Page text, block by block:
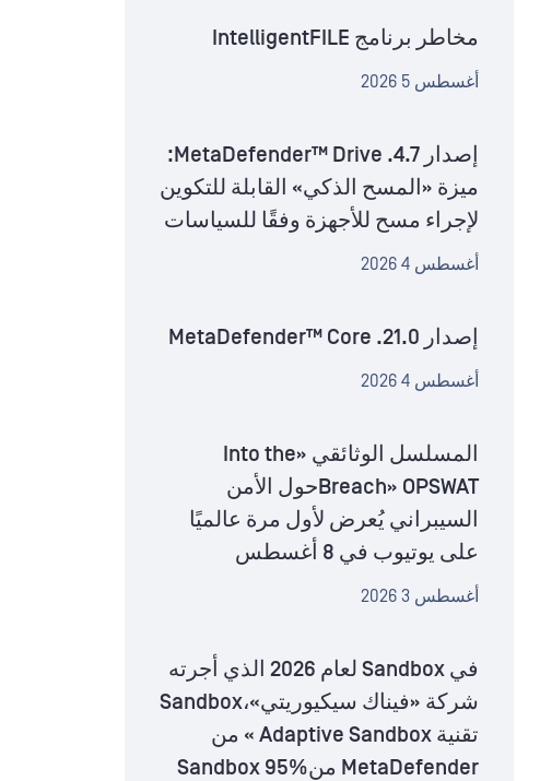
مخاطر برنامج IntelligentFILE
أغسطس 5 2026
إصدار MetaDefender™ Drive .4.7:
ميزة «المسح الذكي» القابلة للتكوين
لإجراء مسح للأجهزة وفقًا للسياسات
أغسطس 4 2026
إصدار MetaDefender™ Core .21.0
أغسطس 4 2026
المسلسل الوثائقي «Into the
Breach» OPSWATحول الأمن
السيبراني يُعرض لأول مرة عالميًا
على يوتيوب في 8 أغسطس
أغسطس 3 2026
في Sandbox لعام 2026 الذي أجرته
شركة «فيناك سيكيوريتي»،Sandbox
تقنية Adaptive Sandbox » من
MetaDefender منSandbox 95%